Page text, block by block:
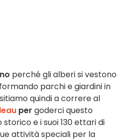
perché gli alberi si vestono
parchi e giardini in
quindi a correre al
per goderci questo
e i suoi 130 ettari di
attività speciali per la